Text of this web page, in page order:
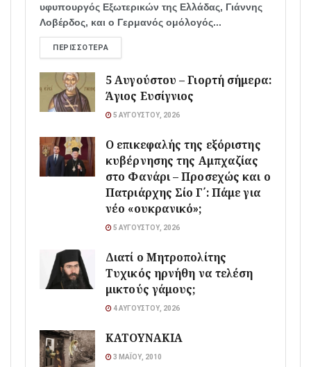
υφυπουργός Εξωτερικών της Ελλάδας, Γιάννης
Λοβέρδος, και ο Γερμανός ομόλογός...
ΠΕΡΙΣΣΌΤΕΡΑ
5 Αυγούστου – Γιορτή σήμερα:
Άγιος Ευσίγνιος
5 ΑΥΓΟΎΣΤΟΥ, 2026
Ο επικεφαλής της εξόριστης
κυβέρνησης της Αμπχαζίας
στο Φανάρι – Προσεχώς και ο
Πατριάρχης Σίο Γ΄: Πάμε για
νέο «ουκρανικό»;
5 ΑΥΓΟΎΣΤΟΥ, 2026
Διατί ο Μητροπολίτης
Τυχικός ηρνήθη να τελέση
μικτούς γάμους;
4 ΑΥΓΟΎΣΤΟΥ, 2026
ΚΑΤΟΥΝΑΚΙΑ
3 ΜΑΪ́ΟΥ, 2010